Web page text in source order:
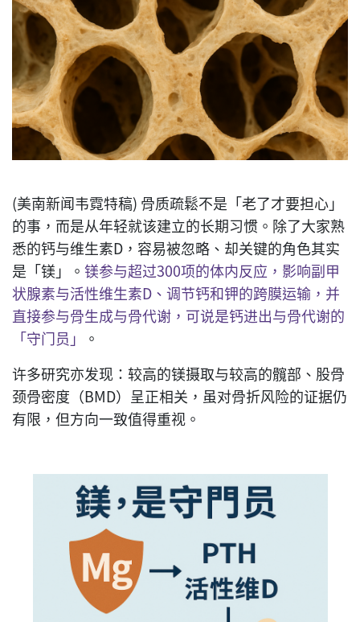
(美南新闻韦霓特稿) 骨质疏鬆不是「老了才要担心」
的事，而是从年轻就该建立的长期习惯。除了大家熟
悉的钙与维生素D，容易被忽略、却关键的角色其实
是「镁」。 镁参与超过300项的体内反应，影响副甲
状腺素与活性维生素D、调节钙和钾的跨膜运输，并
直接参与骨生成与骨代谢，可说是钙进出与骨代谢的
「守门员」
。
许多研究亦发现：较高的镁摄取与较高的髖部、股骨
颈骨密度（BMD）呈正相关，虽对骨折风险的证据仍
有限，但方向一致值得重视。